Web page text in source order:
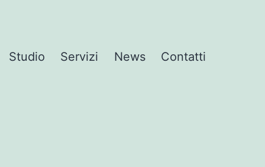
Studio Servizi News Contatti